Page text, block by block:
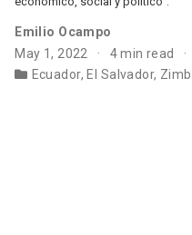
Emilio Ocampo
May 1, 2022
4 min read
Ecuador, El Salvador,